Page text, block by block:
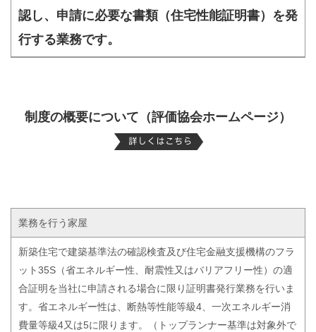
認し、申請に必要な書類（住宅性能証明書）を発
行する業務です。
制度の概要について（評価協会ホームページ）
業務を行う家屋
新築住宅で建築基準法の確認検査及び住宅金融支援機構のフラ
ット35S（省エネルギー性、耐震性又はバリアフリー性）の適
合証明を当社に申請される場合に限り証明書発行業務を行いま
す。省エネルギー性は、断熱等性能等級4、一次エネルギー消
費量等級4又は5に限ります。（トップランナー基準は対象外で